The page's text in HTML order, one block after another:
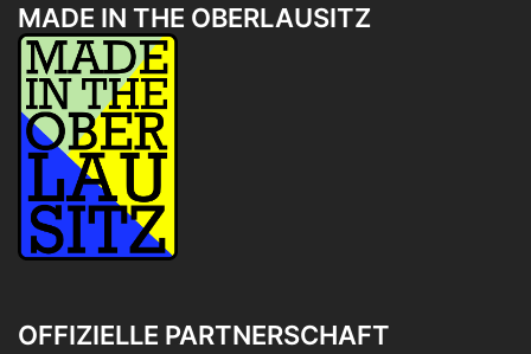
MADE IN THE OBERLAUSITZ
OFFIZIELLE PARTNERSCHAFT